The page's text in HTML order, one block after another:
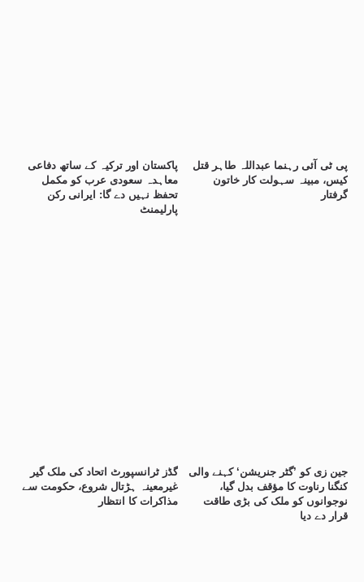
پاکستان اور ترکیہ کے ساتھ دفاعی
معاہدہ سعودی عرب کو مکمل
تحفظ نہیں دے گا: ایرانی رکن
پارلیمنٹ
پی ٹی آئی رہنما عبداللہ طاہر قتل
کیس، مبینہ سہولت کار خاتون
گرفتار
گڈز ٹرانسپورٹ اتحاد کی ملک گیر
غیرمعینہ ہڑتال شروع، حکومت سے
مذاکرات کا انتظار
جین زی کو ’گٹر جنریشن‘ کہنے والی
کنگنا رناوت کا مؤقف بدل گیا،
نوجوانوں کو ملک کی بڑی طاقت
قرار دے دیا